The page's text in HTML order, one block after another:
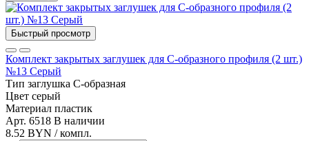
Быстрый просмотр
Комплект закрытых заглушек для С-образного профиля (2 шт.)
№13 Серый
Тип заглушка С-образная
Цвет серый
Материал пластик
Арт. 6518 В наличии
8.52 BYN / компл.